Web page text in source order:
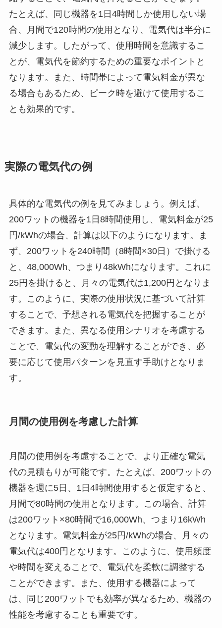
たとえば、同じ機器を1日4時間しか使用しない場
合、月間で120時間の使用となり、電気代は半分に
減少します。したがって、使用時間を意識するこ
とが、電気代を節約するための重要なポイントと
なります。また、時間帯によって電気料金が異な
る場合もあるため、ピーク時を避けて使用するこ
とも効果的です。
実際の電気代の例
具体的な電気代の例を見てみましょう。例えば、
200ワットの機器を1日8時間使用し、電気料金が25
円/kWhの場合、計算は以下のようになります。ま
ず、200ワットを240時間（8時間×30日）で掛ける
と、48,000Wh、つまり48kWhになります。これに
25円を掛けると、月々の電気代は1,200円となりま
す。このように、実際の使用状況に基づいて計算
することで、予想される電気代を把握することが
できます。また、異なる使用シナリオを考慮する
ことで、電気代の変動を理解することができ、必
要に応じて使用パターンを見直す手助けとなりま
す。
月間の使用例を考慮した計算
月間の使用例を考慮することで、より正確な電気
代の見積もりが可能です。たとえば、200ワットの
機器を週に5日、1日4時間使用すると仮定すると、
月間で80時間の使用となります。この場合、計算
は200ワット×80時間で16,000Wh、つまり16kWh
となります。電気料金が25円/kWhの場合、月々の
電気代は400円となります。このように、使用頻度
や時間を変えることで、電気代を柔軟に調整する
ことができます。また、使用する機器によって
は、同じ200ワットでも効率が異なるため、機器の
性能を考慮することも重要です。